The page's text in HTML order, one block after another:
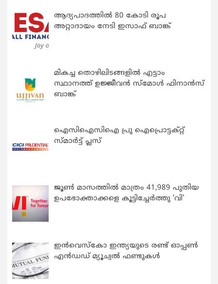
ആദ്യപാദത്തിൽ 80 കോടി രൂപ
അറ്റാദായം നേടി ഇസാഫ് ബാങ്ക്
മികച്ച തൊഴിലിടങ്ങളിൽ എട്ടാം
സ്ഥാനത്ത് ഉജ്ജീവൻ സ്മോൾ ഫിനാൻസ്
ബാങ്ക്
ഐസിഐസിഐ പ്രു ഐപ്രൊട്ടക്റ്റ്
സ്മാർട്ട് പ്ലസ്
ജൂൺ മാസത്തിൽ മാത്രം 41,989 പുതിയ
ഉപഭോക്താക്കളെ കൂട്ടിച്ചേർത്തു ‘വി’
ഇന്‍വെസ്കോ ഇന്ത്യയുടെ രണ്ട് ഓപ്പണ്‍
എന്‍ഡഡ് മ്യൂച്വല്‍ ഫണ്ടുകള്‍